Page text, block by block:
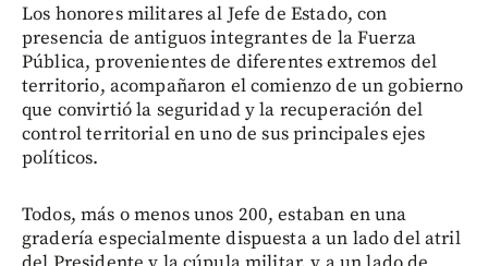
Los honores militares al Jefe de Estado, con
presencia de antiguos integrantes de la Fuerza
Pública, provenientes de diferentes extremos del
territorio, acompañaron el comienzo de un gobierno
que convirtió la seguridad y la recuperación del
control territorial en uno de sus principales ejes
políticos.
Todos, más o menos unos 200, estaban en una
gradería especialmente dispuesta a un lado del atril